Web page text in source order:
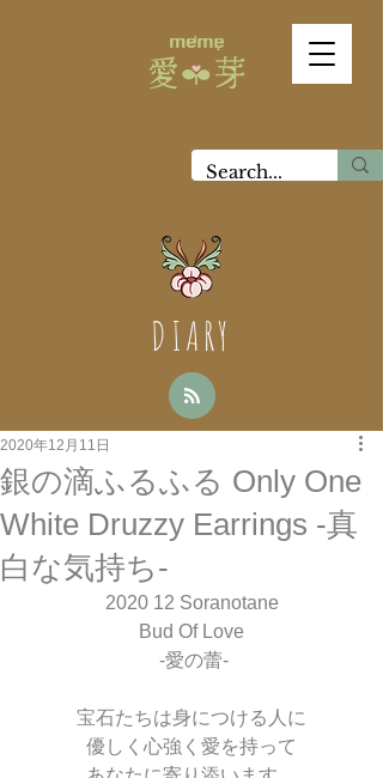
DIARY
銀の滴ふるふる Only One
White Druzzy Earrings -真
白な気持ち-
2020年12月11日
2020 12 Soranotane
Bud Of Love
-愛の蕾-
宝石たちは身につける人に
優しく心強く愛を持って